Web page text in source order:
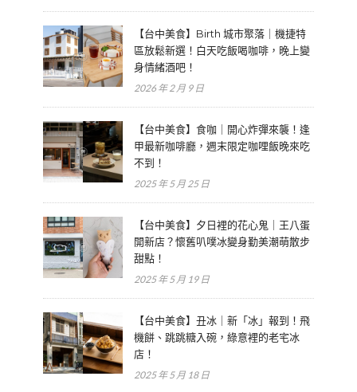
【台中美食】Birth 城市聚落｜機捷特
區放鬆新選！白天吃飯喝咖啡，晚上變
身情緒酒吧！
2026 年 2 月 9 日
【台中美食】食咖｜開心炸彈來襲！逢
甲最新咖啡廳，週末限定咖哩飯晚來吃
不到！
2025 年 5 月 25 日
【台中美食】夕日裡的花心鬼｜王八蛋
開新店？懷舊叭噗冰變身勤美潮萌散步
甜點！
2025 年 5 月 19 日
【台中美食】丑冰｜新「冰」報到！飛
機餅、跳跳糖入碗，綠意裡的老宅冰
店！
2025 年 5 月 18 日